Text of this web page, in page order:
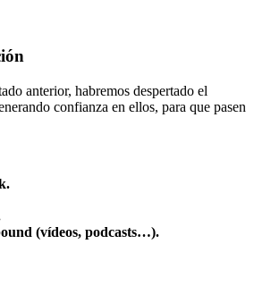
anterior, habremos despertado el
confianza en ellos, para que pasen
(vídeos, podcasts…).